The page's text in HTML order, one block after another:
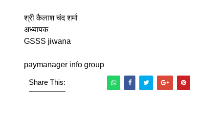
श्री कैलाश चंद शर्मा
अध्यापक
GSSS jiwana
paymanager info group
Share This: